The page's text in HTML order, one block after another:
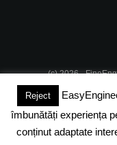
(c) 2026 -
DESPRE NOI
DESPRE COOKIES
Reject
îmbunătăți experiența
conținut adaptate